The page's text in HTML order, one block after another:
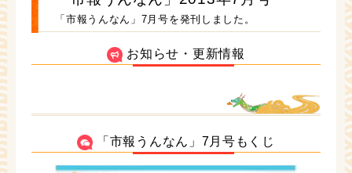
「市報うんなん」7月号を発刊しました。
お知らせ・更新情報
「市報うんなん」7月号もくじ